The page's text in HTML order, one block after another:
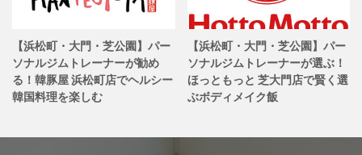
【浜松町・大門・芝公園】パー
ソナルジムトレーナーが勧め
る！韓豚屋 浜松町店でヘルシー
韓国料理を楽しむ
【浜松町・大門・芝公園】パー
ソナルジムトレーナーが選ぶ！
ほっともっと 芝大門店で賢く選
ぶボディメイク飯